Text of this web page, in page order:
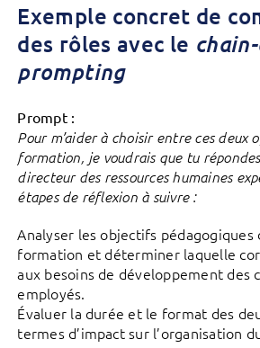
Exemple concret de
des rôles avec le
prompting
Prompt :
Pour m’aider à choisir entre ces deux
formation, je voudrais que tu
directeur des ressources humaines
étapes de réflexion à suivre :
Analyser les objectifs pédagogiques
formation et déterminer laquelle
aux besoins de développement des
employés.
Évaluer la durée et le format des
termes d’impact sur l’organisation